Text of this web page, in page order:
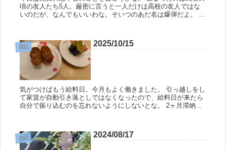
頃の友人たち5人。厳密に言うと一人だけは高校の友人ではな
いのだが、なんでもいいわな。そいつのあだ名は爆弾だよ。 さ
日記 2025/10/15
気がつけばもう給料日。今月もよく働きました。 引っ越しをし
て家賃が自動引き落としではなくなったので、給料日が来たら
自分で振り込むのを忘れないようにしないとな。 2ヶ月滞納し
日記 2024/08/17